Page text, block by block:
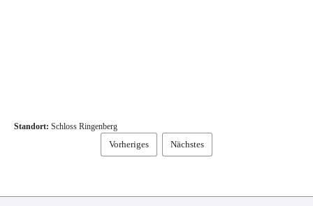
Standort: Schloss Ringenberg
Vorheriges Nächstes